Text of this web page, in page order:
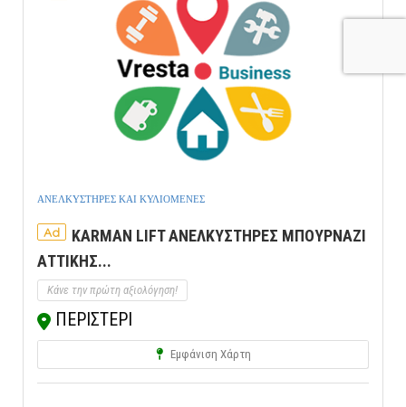
ΑΝΕΛΚΥΣΤΗΡΕΣ ΚΑΙ ΚΥΛΙΟΜΕΝΕΣ
Ad
KARMAN LIFT ΑΝΕΛΚΥΣΤΗΡΕΣ ΜΠΟΥΡΝΑΖΙ
ΑΤΤΙΚΗΣ...
Κάνε την πρώτη αξιολόγηση!
ΠΕΡΙΣΤΕΡΙ
Εμφάνιση Χάρτη